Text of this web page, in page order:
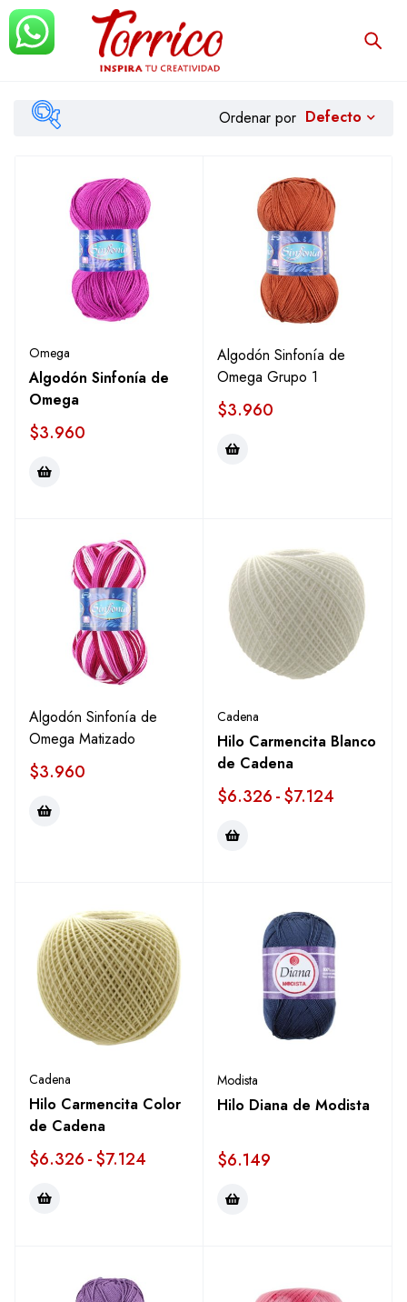
$2.612 $7.124
Filtrar
Ordenar por Defecto
Omega
Algodón Sinfonía de
Omega
$3.960
Algodón Sinfonía de
Omega Grupo 1
$3.960
Algodón Sinfonía de
Omega Matizado
$3.960
Cadena
Hilo Carmencita Blanco
de Cadena
$6.326-$7.124
Cadena
Hilo Carmencita Color
de Cadena
$6.326-$7.124
Modista
Hilo Diana de Modista
$6.149